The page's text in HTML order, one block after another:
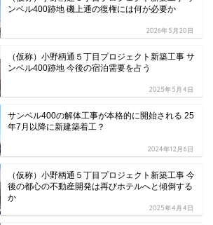
ンベル400跡地 磯上通の復権には何が必要か
2026年5月20日
（仮称）小野柄通５丁目プロジェクト新築工事 サ
ンベル400跡地 今後の宿泊需要を占う
2025年5月4日
サンベル400の解体工事が本格的に開始される 25
年7月以降に新建築着工？
2024年12月6日
（仮称）小野柄通５丁目プロジェクト新築工事 今
後の都心の不動産開発は再びホテルへと傾倒する
か
2025年4月4日